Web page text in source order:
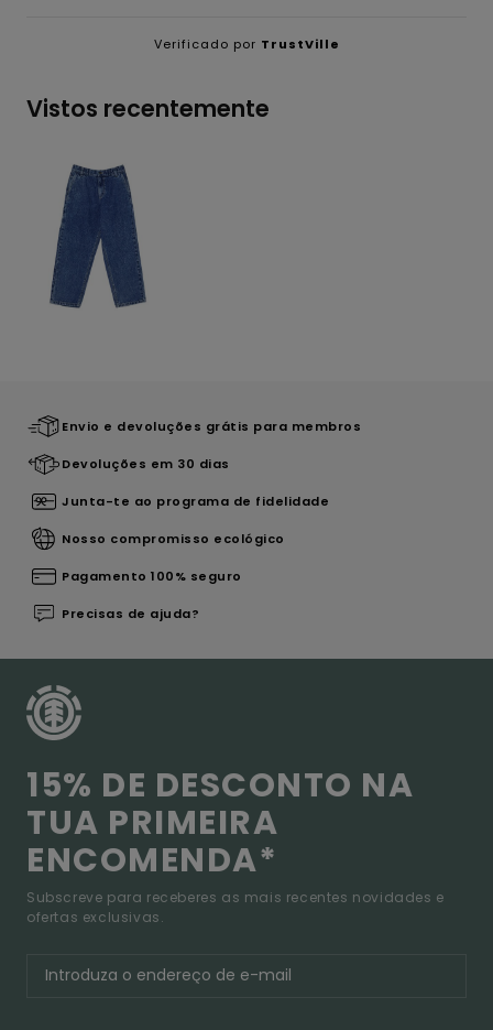
Verificado por TrustVille
Vistos recentemente
Envio e devoluções grátis para membros
Devoluções em 30 dias
Junta-te ao programa de fidelidade
Nosso compromisso ecológico
Pagamento 100% seguro
Precisas de ajuda?
15% DE DESCONTO NA
TUA PRIMEIRA
ENCOMENDA*
Subscreve para receberes as mais recentes novidades e
ofertas exclusivas.